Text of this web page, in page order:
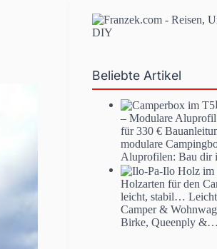
Beliebte Artikel
– Modulare
für 330 €
modulare
Aluprofilen: Bau
Holzarten für den
leicht, stabil…
Camper &
Birke, Queenply &…